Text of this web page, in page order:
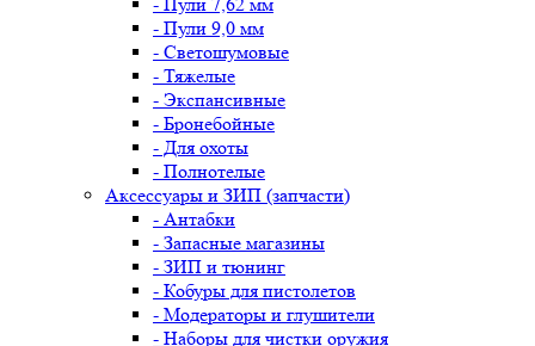
- Пули 9,0 мм
- Светошумовые
- Тяжелые
- Экспансивные
- Бронебойные
- Для охоты
- Полнотелые
Аксессуары и ЗИП (запчасти)
- Антабки
- Запасные магазины
- ЗИП и тюнинг
- Кобуры для пистолетов
- Модераторы и глушители
- Наборы для чистки оружия